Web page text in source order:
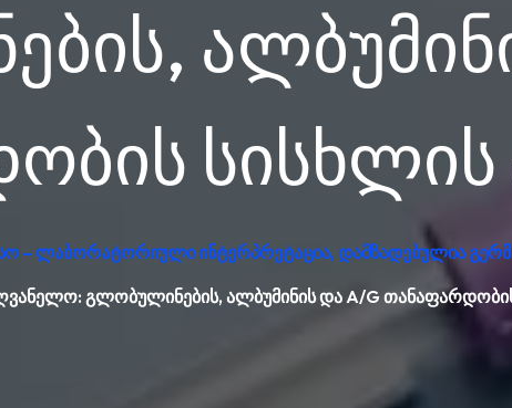
სისხლის
– ლაბორატორიული ინტერპრეტაცია, დამზადებულია
გლობულინების, ალბუმინის და A/G